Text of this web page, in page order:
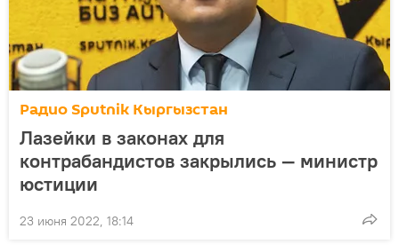
Радио Sputnik Кыргызстан
Лазейки в законах для
контрабандистов закрылись — министр
юстиции
23 июня 2022, 18:14